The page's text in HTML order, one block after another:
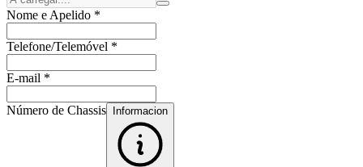
Nome e Apelido *
Telefone/Telemóvel *
E-mail *
Número de Chassis Informacion